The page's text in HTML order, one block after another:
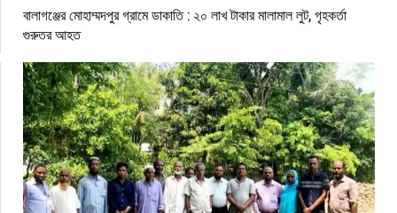
বালাগঞ্জের মোহাম্মদপুর গ্রামে ডাকাতি : ২০ লাখ টাকার মালামাল লুট, গৃহকর্তা
গুরুতর আহত